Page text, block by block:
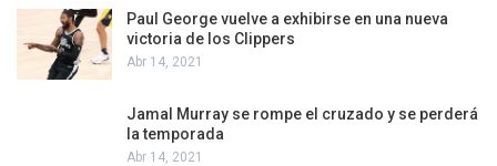
Paul George vuelve a exhibirse en una nueva
victoria de los Clippers
Abr 14, 2021
Jamal Murray se rompe el cruzado y se perderá
la temporada
Abr 14, 2021